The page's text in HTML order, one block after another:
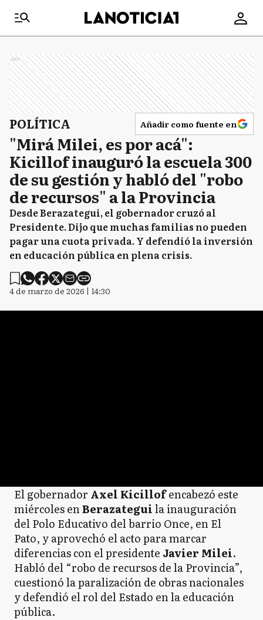
Ads
POLÍTICA Añadir como fuente en
"Mirá Milei, es por acá":
Kicillof inauguró la escuela 300
de su gestión y habló del "robo
de recursos" a la Provincia
Desde Berazategui, el gobernador cruzó al
Presidente. Dijo que muchas familias no pueden
pagar una cuota privada. Y defendió la inversión
en educación pública en plena crisis.
4 de marzo de 2026 | 14:30
El gobernador Axel Kicillofencabezó este
miércoles enBerazateguila inauguración
del Polo Educativo del barrio Once, en El
Pato, y aprovechó el acto para marcar
diferencias con el presidente Javier Milei.
Habló del “robo de recursos de la Provincia”,
cuestionó la paralización de obras nacionales
y defendió el rol del Estado en la educación
pública.